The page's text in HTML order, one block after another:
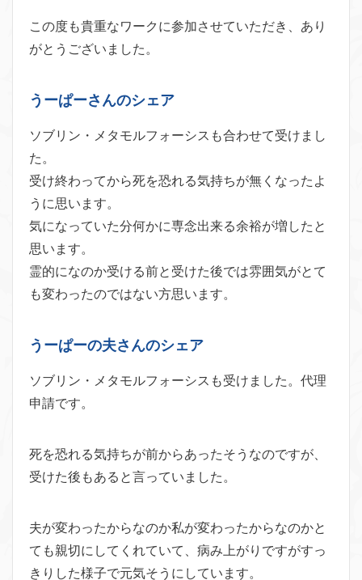
この度も貴重なワークに参加させていただき、あり
がとうございました。
うーぱーさんのシェア
ソブリン・メタモルフォーシスも合わせて受けまし
た。
受け終わってから死を恐れる気持ちが無くなったよ
うに思います。
気になっていた分何かに専念出来る余裕が増したと
思います。
霊的になのか受ける前と受けた後では雰囲気がとて
も変わったのではない方思います。
うーぱーの夫さんのシェア
ソブリン・メタモルフォーシスも受けました。代理
申請です。
死を恐れる気持ちが前からあったそうなのですが、
受けた後もあると言っていました。
夫が変わったからなのか私が変わったからなのかと
ても親切にしてくれていて、病み上がりですがすっ
きりした様子で元気そうにしています。